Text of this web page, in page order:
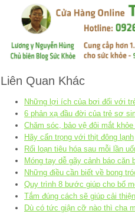
Liên Quan Khác
Những lợi ích của bơi đối với
6 phản xạ đầu đời của trẻ sơ
Chăm sóc, bảo vệ đôi mắt
Hãy cẩn trọng với thịt đông lạnh
Rối loạn tiêu hóa sau mỗi lần
Móng tay dễ gãy cảnh báo căn
Những điều cần biết về bong
Quy trình 8 bước giúp cho bố
Tắm đúng cách sẽ giúp cải
Dù có tức giận cỡ nào thì cha